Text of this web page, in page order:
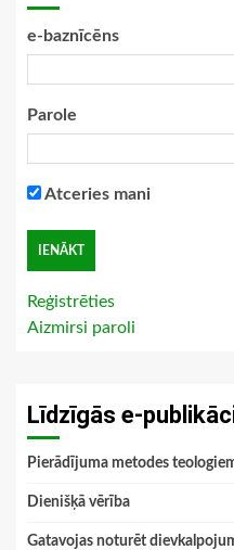
e-baznīcēns
Parole
Atceries mani
Reģistrēties
Aizmirsi paroli
Līdzīgās e-
Pierādījuma metodes
Dienišķā vērība
Gatavojas noturēt